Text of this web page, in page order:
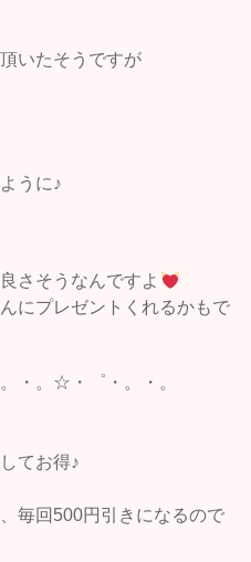
いたそうですが
うに♪
さそうなんですよ
にプレゼントくれるかもで
・。☆・゜・。・。
てお得♪
毎回500円引きになるので